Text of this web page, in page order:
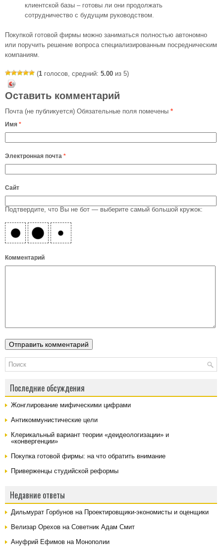
клиентской базы – готовы ли они продолжать
сотрудничество с будущим руководством.
Покупкой готовой фирмы можно заниматься полностью автономно
или поручить решение вопроса специализированным посредническим
компаниям.
(1 голосов, средний: 5.00 из 5)
Оставить комментарий
Почта (не публикуется) Обязательные поля помечены *
Имя *
Электронная почта *
Сайт
Подтвердите, что Вы не бот — выберите самый большой кружок:
Комментарий
Последние обсуждения
Жонглирование мифическими цифрами
Антикоммунистические цели
Клерикальный вариант теории «деидеологизации» и
«конвергенции»
Покупка готовой фирмы: на что обратить внимание
Приверженцы студийской реформы
Недавние ответы
Дильмурат Горбунов на Проектировщики-экономисты и оценщики
Велизар Орехов на Советник Адам Смит
Ануфрий Ефимов на Монополии